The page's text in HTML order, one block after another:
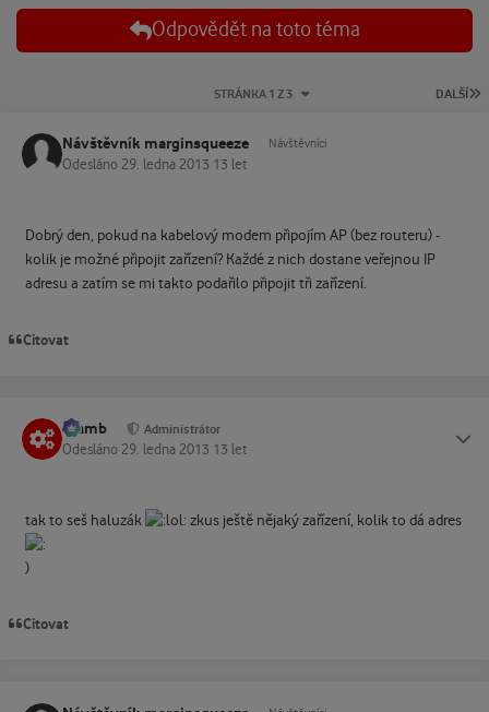
Odpovědět na toto téma
DALŠÍ
STRÁNKA 1 Z 3
Návštěvník marginsqueeze Návštěvníci
Odesláno 29. ledna 2013 13 let
Dobrý den, pokud na kabelový modem připojím AP (bez routeru) -
kolik je možné připojit zařízení? Každé z nich dostane veřejnou IP
adresu a zatím se mi takto podařilo připojit tři zařízení.
Citovat
Slamb Administrátor
Odesláno 29. ledna 2013 13 let
tak to seš haluzák zkus ještě nějaký zařízení, kolik to dá adres
Citovat